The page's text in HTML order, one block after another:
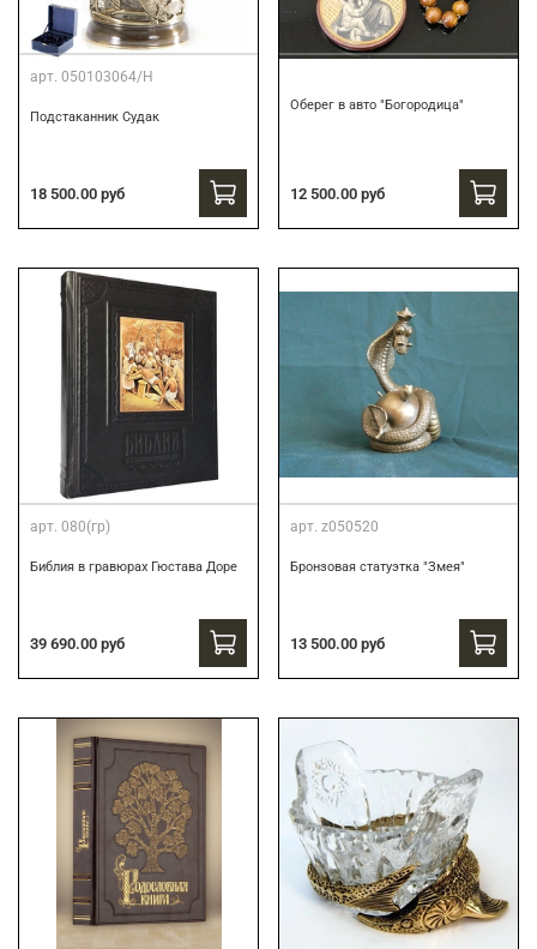
арт. 050103064/Н
Подстаканник Судак
18 500.00 руб
Оберег в авто "Богородица"
12 500.00 руб
арт. 080(гр)
Библия в гравюрах Гюстава Доре
39 690.00 руб
арт. z050520
Бронзовая статуэтка "Змея"
13 500.00 руб